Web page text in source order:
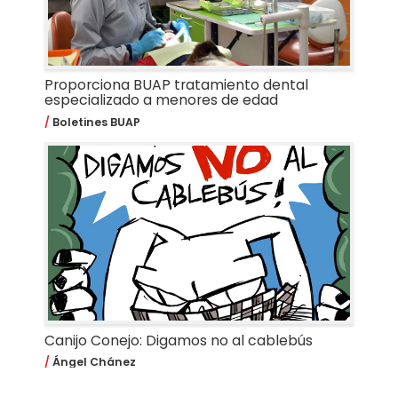
Proporciona BUAP tratamiento dental
especializado a menores de edad
Boletines BUAP
Canijo Conejo: Digamos no al cablebús
Ángel Chánez